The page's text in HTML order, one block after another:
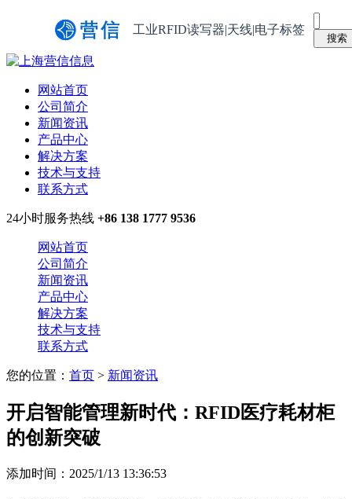
工业RFID读写器|天线|电子标签
网站首页
公司简介
新闻资讯
产品中心
解决方案
技术与支持
联系方式
24小时服务热线 +86 138 1777 9536
网站首页
公司简介
新闻资讯
产品中心
解决方案
技术与支持
联系方式
您的位置： 首页 > 新闻资讯
开启智能管理新时代：RFID医疗耗材柜
的创新突破
添加时间：2025/1/13 13:36:53